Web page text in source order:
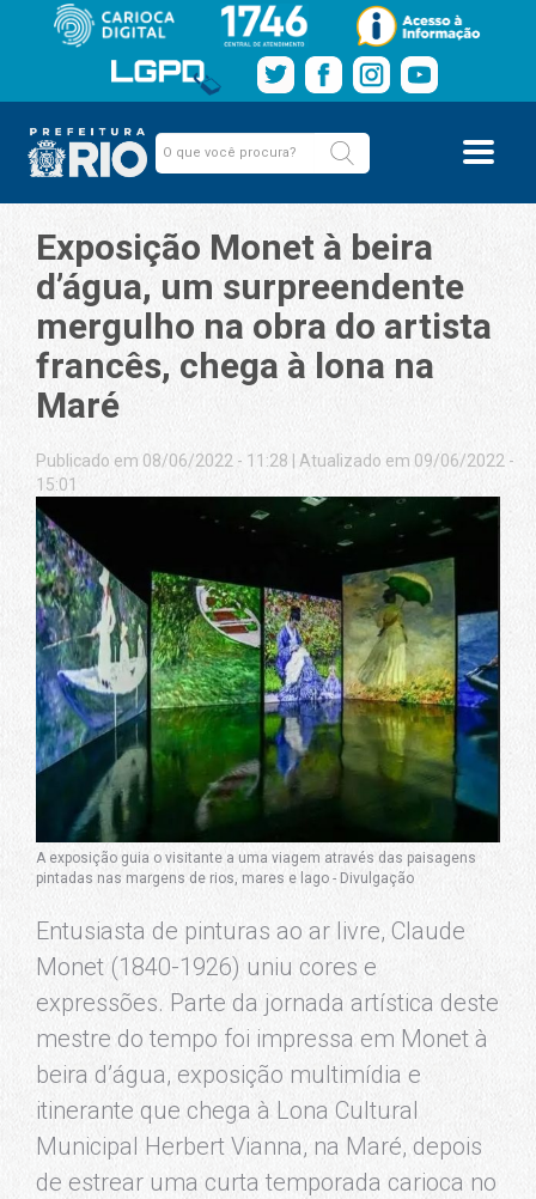
Exposição Monet à beira
d’água, um surpreendente
mergulho na obra do artista
francês, chega à lona na
Maré
Publicado em 08/06/2022 - 11:28
Atualizado em 09/06/2022 -
15:01
A exposição guia o visitante a uma viagem através das paisagens
pintadas nas margens de rios, mares e lago - Divulgação
Entusiasta de pinturas ao ar livre, Claude
Monet (1840-1926) uniu cores e
expressões. Parte da jornada artística deste
mestre do tempo foi impressa em Monet à
beira d’água, exposição multimídia e
itinerante que chega à Lona Cultural
Municipal Herbert Vianna, na Maré, depois
de estrear uma curta temporada carioca no